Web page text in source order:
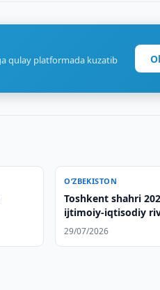
qulay platformada kuzatib
O‘ZBEKISTON
Toshkent shahri
ijtimoiy-iqtisodiy
29/07/2026